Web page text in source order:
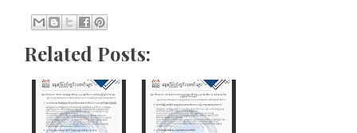
Related Posts: